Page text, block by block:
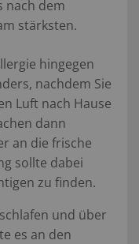
nach dem
stärksten.
hingegen
nachdem Sie
Luft nach Hause
dann
an die frische
sollte dabei
zu finden.
und über
es an den